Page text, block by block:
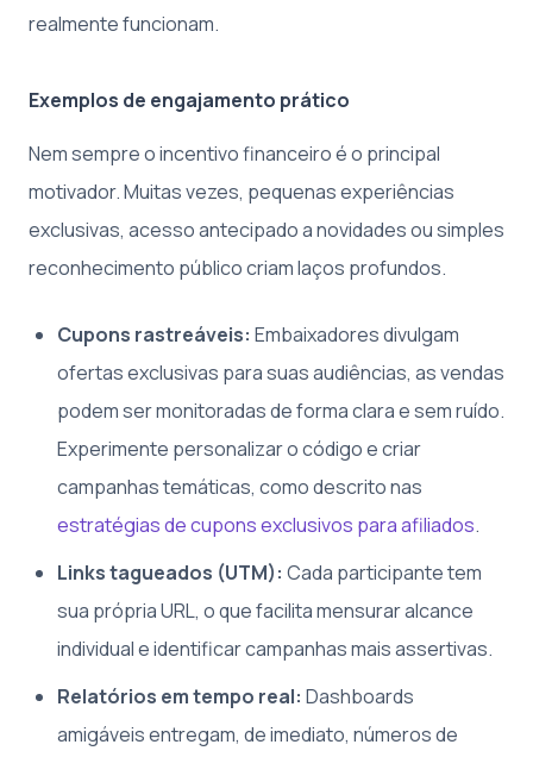
realmente funcionam.
Exemplos de engajamento prático
Nem sempre o incentivo financeiro é o principal
motivador. Muitas vezes, pequenas experiências
exclusivas, acesso antecipado a novidades ou simples
reconhecimento público criam laços profundos.
Cupons rastreáveis: Embaixadores divulgam
ofertas exclusivas para suas audiências, as vendas
podem ser monitoradas de forma clara e sem ruído.
Experimente personalizar o código e criar
campanhas temáticas, como descrito nas
estratégias de cupons exclusivos para afiliados.
Links tagueados (UTM): Cada participante tem
sua própria URL, o que facilita mensurar alcance
individual e identificar campanhas mais assertivas.
Relatórios em tempo real: Dashboards
amigáveis entregam, de imediato, números de